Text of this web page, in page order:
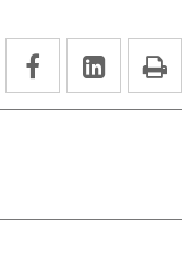
Facebook
Enlace
a
Enlace
a